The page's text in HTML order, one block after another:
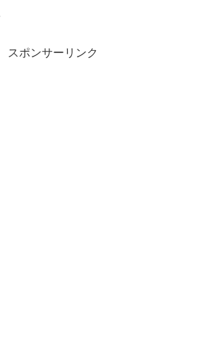
スポンサーリンク